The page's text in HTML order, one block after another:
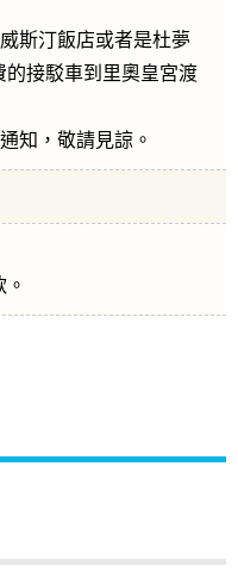
斯汀飯店或者是杜夢
接駁車到里奧皇宮渡
知，敬請見諒。